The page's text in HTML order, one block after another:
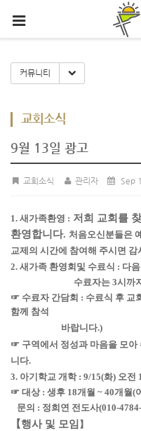
커뮤니티 Toggle Dropdown
교회소식
9월 13일 광고
교회소식 관리자 Sep
1. 새가족환영 : 저희 교회를
환영합니다. 처음오신분들은
교제의 시간에 참여해 주시면 감
2. 새가족 환영회및 수료식 : 다
수료자는 3시까지 식당
☞ 수료자 간담회 : 수료식 후 교
함께 참석
바랍니다.)
☞ 구역에서 정성과 마음을 모아
니다.
3. 아기학교 개학 : 9/15(화) 오전
☞ 대상 : 생후 18개월 ~ 40개월(
문의 : 정희연 전도사(010-
【행사 및 모임 】